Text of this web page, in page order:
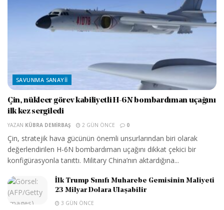
SAVUNMA SANAYII
Çin, nükleer görev kabiliyetli H-6N bombardıman uçağını
ilk kez sergiledi
YAZAN KÜBRA DEMIRBAŞ 2 GÜN ÖNCE 0
Çin, stratejik hava gücünün önemli unsurlarından biri olarak
değerlendirilen H-6N bombardıman uçağını dikkat çekici bir
konfigürasyonla tanıttı. Military China’nın aktardığına...
İlk Trump Sınıfı Muharebe Gemisinin Maliyeti
23 Milyar Dolara Ulaşabilir
3 GÜN ÖNCE